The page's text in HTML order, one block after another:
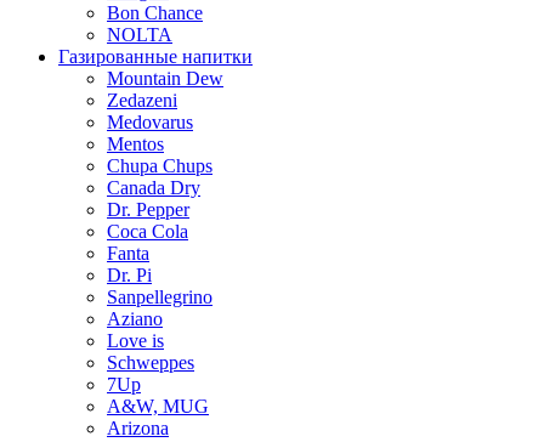
Bon Chance
NOLTA
Газированные напитки
Mountain Dew
Zedazeni
Medovarus
Mentos
Chupa Chups
Canada Dry
Dr. Pepper
Coca Cola
Fanta
Dr. Pi
Sanpellegrino
Aziano
Love is
Schweppes
7Up
A&W, MUG
Arizona